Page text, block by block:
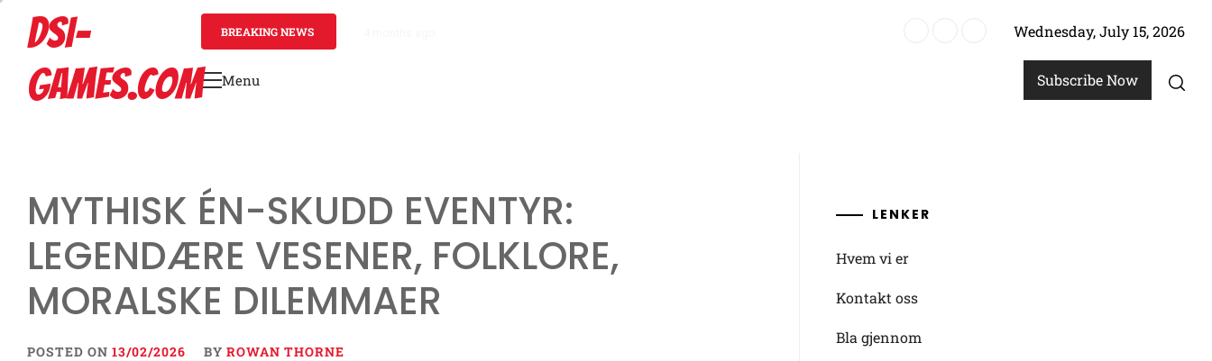
contentDSI-
GAMES.COM
BREAKING NEWS Wednesday, July 15, 2026
Primary
Menu Subscribe Now
MYTHISK ÉN-SKUDD EVENTYR:
LEGENDÆRE VESENER, FOLKLORE,
MORALSKE DILEMMAER
POSTED ON 13/02/2026 BY ROWAN THORNE
LENKER
Hvem vi er
Kontakt oss
Bla gjennom